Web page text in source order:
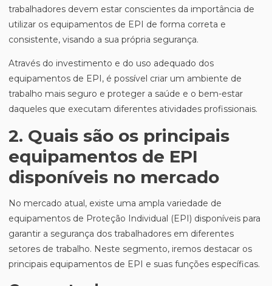
trabalhadores devem estar conscientes da importância de
utilizar os equipamentos de EPI de forma correta e
consistente, visando a sua própria segurança.
Através do investimento e do uso adequado dos
equipamentos de EPI, é possível criar um ambiente de
trabalho mais seguro e proteger a saúde e o bem-estar
daqueles que executam diferentes atividades profissionais.
2. Quais são os principais
equipamentos de EPI
disponíveis no mercado
No mercado atual, existe uma ampla variedade de
equipamentos de Proteção Individual (EPI) disponíveis para
garantir a segurança dos trabalhadores em diferentes
setores de trabalho. Neste segmento, iremos destacar os
principais equipamentos de EPI e suas funções específicas.